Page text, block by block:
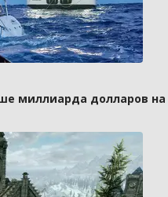
миллиарда долларов на